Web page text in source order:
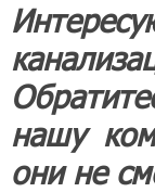
нашу
они не